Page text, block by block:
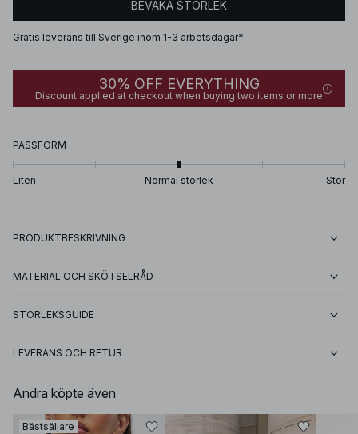
BEVAKA STORLEK
Gratis leverans till Sverige inom 1-3 arbetsdagar*
30% OFF EVERYTHING
Discount applied at checkout when buying two items or more
PASSFORM
Liten Normal storlek Stor
PRODUKTBESKRIVNING
MATERIAL OCH SKÖTSELRÅD
STORLEKSGUIDE
LEVERANS OCH RETUR
Andra köpte även
Bästsäljare